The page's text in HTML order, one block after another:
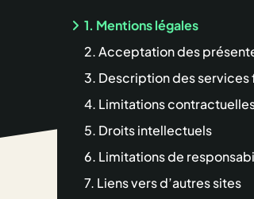
1. Mentions légales
2. Acceptation des présentes
3. Description des services
4. Limitations contractuelles sur
5. Droits intellectuels
6. Limitations de
7. Liens vers d’autres sites